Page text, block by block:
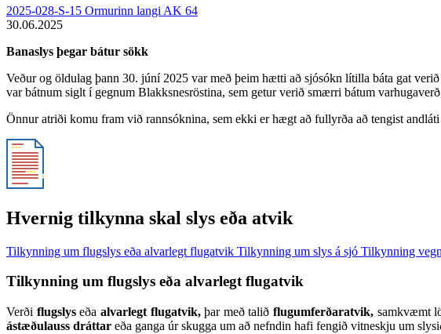
2025-028-S-15 Ormurinn langi AK 64
30.06.2025
Banaslys þegar bátur sökk
Veður og öldulag þann 30. júní 2025 var með þeim hætti að sjósókn lítilla báta gat
var bátnum siglt í gegnum Blakksnesröstina, sem getur verið smærri bátum
Önnur atriði komu fram við rannsóknina, sem ekki er hægt að fullyrða að tengist
Hvernig tilkynna skal slys eða atvik
Tilkynning um flugslys eða alvarlegt flugatvik Tilkynning um slys á sjó Tilkynning
Tilkynning um flugslys eða alvarlegt flugatvik
Verði flugslyseða alvarlegt flugatvik,þar með talið flugumferðaratvik, samkvæmt
ástæðulauss dráttar eða ganga úr skugga um að nefndin hafi fengið vitneskju um